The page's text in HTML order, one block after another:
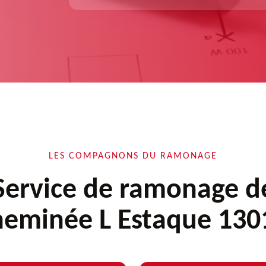
LES COMPAGNONS DU RAMONAGE
de ramonage
L Estaque